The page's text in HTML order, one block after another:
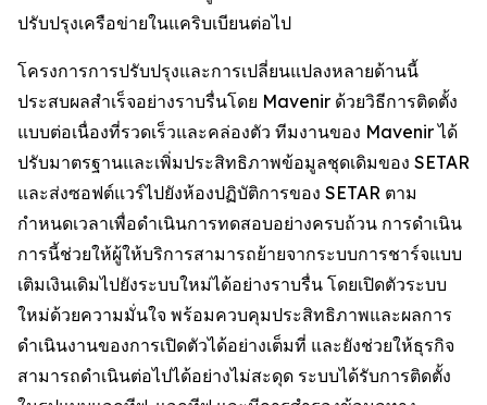
ปรับปรุงเครือข่ายในแคริบเบียนต่อไป
โครงการการปรับปรุงและการเปลี่ยนแปลงหลายด้านนี้
ประสบผลสำเร็จอย่างราบรื่นโดย Mavenir ด้วยวิธีการติดตั้ง
แบบต่อเนื่องที่รวดเร็วและคล่องตัว ทีมงานของ Mavenir ได้
ปรับมาตรฐานและเพิ่มประสิทธิภาพข้อมูลชุดเดิมของ SETAR
และส่งซอฟต์แวร์ไปยังห้องปฏิบัติการของ SETAR ตาม
กำหนดเวลาเพื่อดำเนินการทดสอบอย่างครบถ้วน การดำเนิน
การนี้ช่วยให้ผู้ให้บริการสามารถย้ายจากระบบการชาร์จแบบ
เติมเงินเดิมไปยังระบบใหม่ได้อย่างราบรื่น โดยเปิดตัวระบบ
ใหม่ด้วยความมั่นใจ พร้อมควบคุมประสิทธิภาพและผลการ
ดำเนินงานของการเปิดตัวได้อย่างเต็มที่ และยังช่วยให้ธุรกิจ
สามารถดำเนินต่อไปได้อย่างไม่สะดุด ระบบได้รับการติดตั้ง